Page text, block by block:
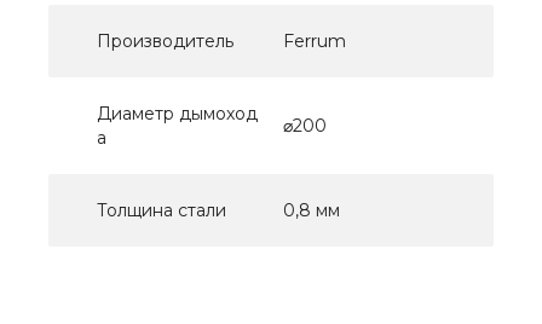
Производитель Ferrum
Диаметр дымоход
а
⌀200
Толщина стали 0,8 мм